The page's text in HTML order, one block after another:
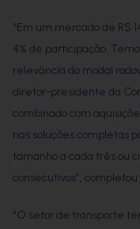
“Em um mercado de R$
4% de participação.
relevância do modal
diretor-presidente da
combinado com
nas soluções completas
tamanho a cada três ou
consecutivos”, completou
“O setor de transporte